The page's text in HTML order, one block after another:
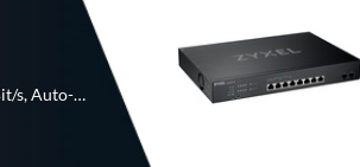
LAN: 10/100/1000 MBit/s, 2500 MBit/s, 5000 MBit/s, 10 GBit/s, Auto-MDI/MDIX